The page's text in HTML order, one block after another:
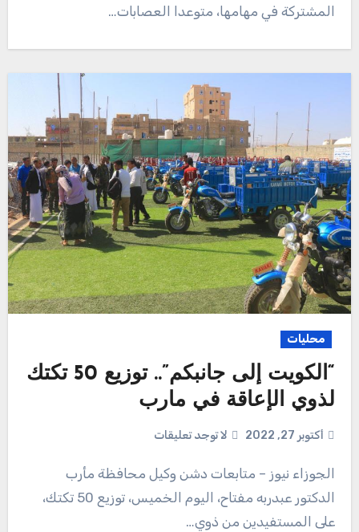
المشتركة في مهامها، متوعدا العصابات…
محليات
“الكويت إلى جانبكم”.. توزيع 50 تكتك
لذوي الإعاقة في مارب
أكتوبر 27, 2022 لا توجد تعليقات
الدكتور عبدربه مفتاح، اليوم الخميس، توزيع 50 تكتك،
على المستفيدين من ذوي…